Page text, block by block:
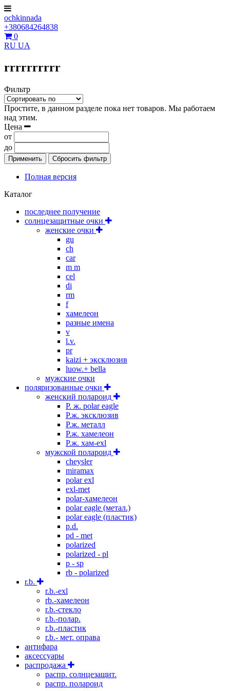
ochkinnada
+380684264838
0
RU UA
rrrrrrrrrr
Фильтр
Простите, в данном разделе пока нет товаров. Мы работаем
над этим.
Цена
от
до
Применить Сбросить фильтр
Полная версия
Каталог
последнее получение
солнцезащитные очки
женские очки
gu
ch
car
m m
cel
di
rm
f
хамелеон
разные имена
v
l.v.
pr
kaizi + эксклюзив
luow.+ bella
мужские очки
поляризованные очки
женский полароид
P. ж. polar eagle
P.ж. эксклюзив
Р.ж. металл
P.ж. хамелеон
Р.ж. хам-exl
мужской полароид
cheysler
miramax
polar exl
exl-met
polar-хамелеон
polar eagle (метал.)
polar eagle (пластик)
p.d.
pd - met
polarized
polarized - pl
p - sp
rb - polarized
r.b.
r.b.-exl
rb.-хамелеон
r.b.-стекло
r.b.-полар.
r.b.-пластик
r.b.- мет. оправа
антифара
аксессуары
распродажа
распр. солнцезащит.
распр. полароид